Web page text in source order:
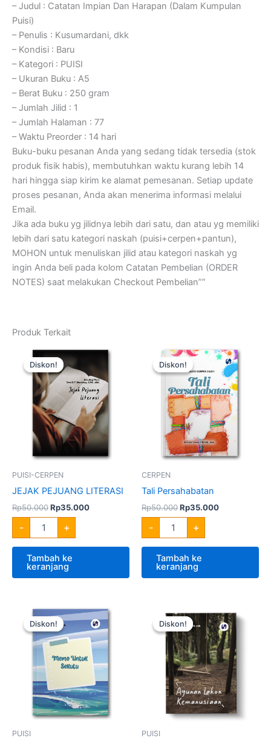
– Judul : Catatan Impian Dan Harapan (Dalam Kumpulan
Puisi)
– Penulis : Kusumardani, dkk
– Kondisi : Baru
– Kategori : PUISI
– Ukuran Buku : A5
– Berat Buku : 250 gram
– Jumlah Jilid : 1
– Jumlah Halaman : 77
– Waktu Preorder : 14 hari
Buku-buku pesanan Anda yang sedang tidak tersedia (stok
produk fisik habis), membutuhkan waktu kurang lebih 14
hari hingga siap kirim ke alamat pemesanan. Setiap update
proses pesanan, Anda akan menerima informasi melalui
Email.
Jika ada buku yg jilidnya lebih dari satu, dan atau yg memiliki
lebih dari satu kategori naskah (puisi+cerpen+pantun),
MOHON untuk menuliskan jilid atau kategori naskah yg
ingin Anda beli pada kolom Catatan Pembelian (ORDER
NOTES) saat melakukan Checkout Pembelian””
Produk Terkait
Diskon!
Diskon!
PUISI-CERPEN
JEJAK PEJUANG LITERASI
Rp50.000
Harga
aslinya
adalah:
Rp50.000.
Rp35.000
Harga
ini
adalah:
Rp35.000.
-
Kuantitas
JEJAK
PEJUANG
LITERASI
+
Tambah ke
keranjang
Diskon!
Diskon!
CERPEN
Tali Persahabatan
Rp50.000
Harga
aslinya
adalah:
Rp50.000.
Rp35.000
Harga
saat
ini
adalah:
Rp35.000.
-
Kuantitas
Tali
Persahabatan
+
Tambah ke
keranjang
Diskon!
Diskon!
PUISI
Harga
aslinya
adalah:
Rp50.000.
Harga
saat
ini
adalah:
Rp35.000.
Kuantitas
Memo
Untuk
Sekutu
Diskon!
Diskon!
PUISI
aslinya
adalah:
Rp50.000.
saat
ini
adalah:
Rp35.000.
Ayunan
Lakon
Kemanusiaan